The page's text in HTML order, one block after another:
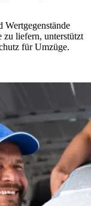
zu liefern, unterstützt
für Umzüge.